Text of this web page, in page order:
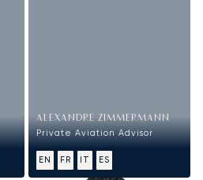
ALEXANDRE ZIMMERMANN
Private Aviation Advisor
EN FR IT ES